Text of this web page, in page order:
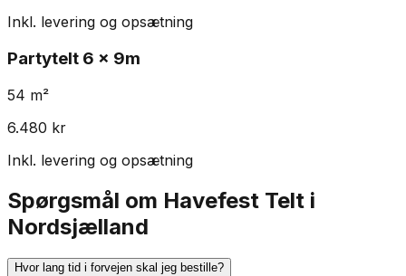
Inkl. levering og opsætning
Partytelt 6 x 9m
54 m²
6.480 kr
Inkl. levering og opsætning
Spørgsmål om Havefest Telt i
Nordsjælland
Hvor lang tid i forvejen skal jeg bestille?